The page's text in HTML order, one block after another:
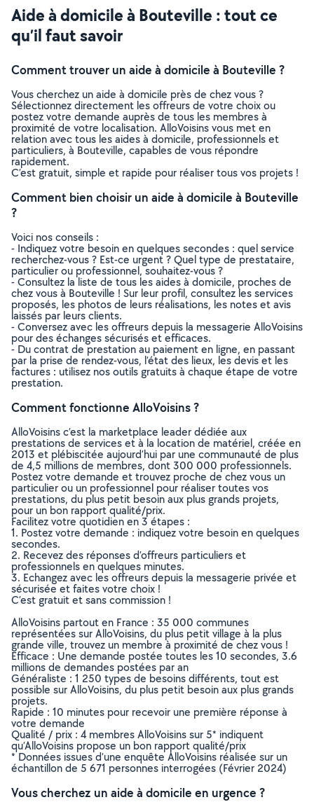
Aide à domicile à Bouteville : tout ce
qu’il faut savoir
Comment trouver un aide à domicile à Bouteville ?
Vous cherchez un aide à domicile près de chez vous ?
Sélectionnez directement les offreurs de votre choix ou
postez votre demande auprès de tous les membres à
proximité de votre localisation. AlloVoisins vous met en
relation avec tous les aides à domicile, professionnels et
particuliers, à Bouteville, capables de vous répondre
rapidement.
C’est gratuit, simple et rapide pour réaliser tous vos projets !
Comment bien choisir un aide à domicile à Bouteville
?
Voici nos conseils :
- Indiquez votre besoin en quelques secondes : quel service
recherchez-vous ? Est-ce urgent ? Quel type de prestataire,
particulier ou professionnel, souhaitez-vous ?
- Consultez la liste de tous les aides à domicile, proches de
chez vous à Bouteville ! Sur leur profil, consultez les services
proposés, les photos de leurs réalisations, les notes et avis
laissés par leurs clients.
- Conversez avec les offreurs depuis la messagerie AlloVoisins
pour des échanges sécurisés et efficaces.
- Du contrat de prestation au paiement en ligne, en passant
par la prise de rendez-vous, l’état des lieux, les devis et les
factures : utilisez nos outils gratuits à chaque étape de votre
prestation.
Comment fonctionne AlloVoisins ?
AlloVoisins c’est la marketplace leader dédiée aux
prestations de services et à la location de matériel, créée en
2013 et plébiscitée aujourd’hui par une communauté de plus
de 4,5 millions de membres, dont 300 000 professionnels.
Postez votre demande et trouvez proche de chez vous un
particulier ou un professionnel pour réaliser toutes vos
prestations, du plus petit besoin aux plus grands projets,
pour un bon rapport qualité/prix.
Facilitez votre quotidien en 3 étapes :
1. Postez votre demande : indiquez votre besoin en quelques
secondes.
2. Recevez des réponses d’offreurs particuliers et
professionnels en quelques minutes.
3. Echangez avec les offreurs depuis la messagerie privée et
sécurisée et faites votre choix !
C’est gratuit et sans commission !
AlloVoisins partout en France : 35 000 communes
représentées sur AlloVoisins, du plus petit village à la plus
grande ville, trouvez un membre à proximité de chez vous !
Efficace : Une demande postée toutes les 10 secondes, 3.6
millions de demandes postées par an
Généraliste : 1 250 types de besoins différents, tout est
possible sur AlloVoisins, du plus petit besoin aux plus grands
projets.
Rapide : 10 minutes pour recevoir une première réponse à
votre demande
Qualité / prix : 4 membres AlloVoisins sur 5* indiquent
qu’AlloVoisins propose un bon rapport qualité/prix
* Données issues d’une enquête AlloVoisins réalisée sur un
échantillon de 5 671 personnes interrogées (Février 2024)
Vous cherchez un aide à domicile en urgence ?